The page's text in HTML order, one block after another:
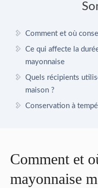
Comment et où
Ce qui affecte la
mayonnaise
Quels récipients
maison ?
Conservation à
Comment et
mayonnaise